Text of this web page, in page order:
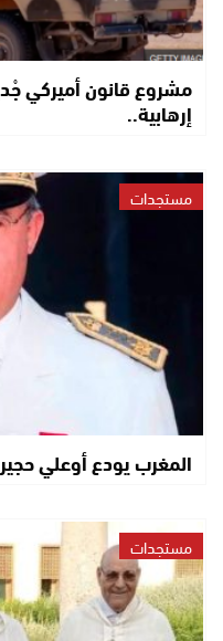
مشروع قانون أميركي
إرهابية..
مستجدات
المغرب يودع أوعلي
مستجدات